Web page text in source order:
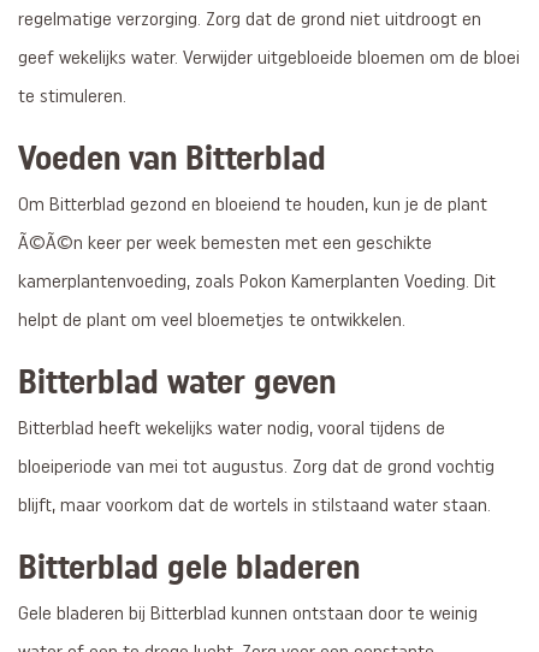
regelmatige verzorging. Zorg dat de grond niet uitdroogt en
geef wekelijks water. Verwijder uitgebloeide bloemen om de bloei
te stimuleren.
Voeden van Bitterblad
Om Bitterblad gezond en bloeiend te houden, kun je de plant
Ã©Ã©n keer per week bemesten met een geschikte
kamerplantenvoeding, zoals Pokon Kamerplanten Voeding. Dit
helpt de plant om veel bloemetjes te ontwikkelen.
Bitterblad water geven
Bitterblad heeft wekelijks water nodig, vooral tijdens de
bloeiperiode van mei tot augustus. Zorg dat de grond vochtig
blijft, maar voorkom dat de wortels in stilstaand water staan.
Bitterblad gele bladeren
Gele bladeren bij Bitterblad kunnen ontstaan door te weinig